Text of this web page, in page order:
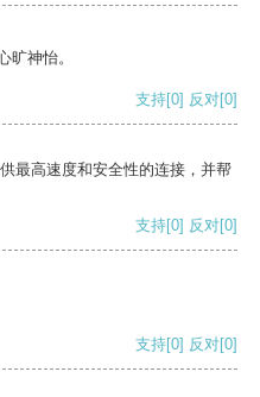
旷神怡。
支持[0] 反对[0]
最高速度和安全性的连接，并帮
支持[0] 反对[0]
支持[0] 反对[0]